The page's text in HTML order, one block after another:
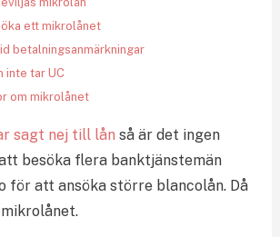
ett mikrolånet
betalningsanmärkningar
inte tar UC
om mikrolånet
sagt nej till lån så är det ingen
besöka flera banktjänstemän
för att ansöka större blancolån. Då